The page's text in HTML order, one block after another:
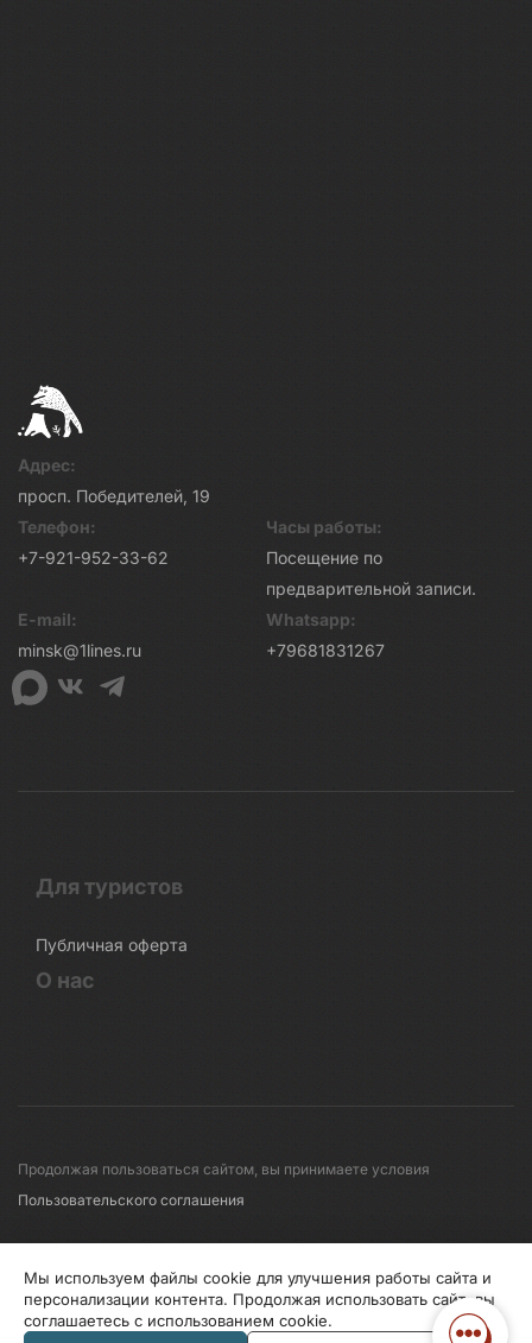
Адрес:
просп. Победителей, 19
Телефон:
+7-921-952-33-62
Часы работы:
Посещение по
предварительной записи.
E-mail:
minsk@1lines.ru
Whatsapp:
+79681831267
Для туристов
Публичная оферта
О нас
Продолжая пользоваться сайтом, вы принимаете условия
Пользовательского соглашения
© 2008-2026 Первые линии
Информация по исп. cookies Правила обработки перс.данных
Мы используем файлы cookie для улучшения работы сайта и
персонализации контента. Продолжая использовать сайт, вы
соглашаетесь с использованием cookie.